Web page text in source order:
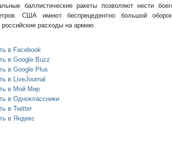
баллистические ракеты позволяют нести
США имеют беспрецедентно большой
расходы на армию.